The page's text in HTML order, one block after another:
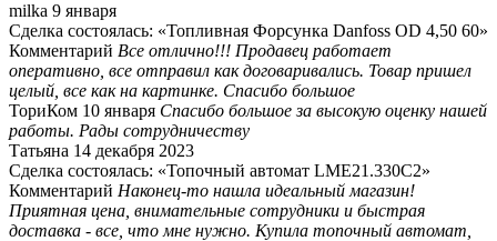
milka 9 января
Сделка состоялась: «Топливная Форсунка Danfoss OD 4,50 60»
Комментарий Все отлично!!! Продавец работает
оперативно, все отправил как договаривались. Товар пришел
целый, все как на картинке. Спасибо большое
ТориКом 10 января Спасибо большое за высокую оценку нашей
работы. Рады сотрудничеству
Татьяна 14 декабря 2023
Сделка состоялась: «Топочный автомат LME21.330C2»
Комментарий Наконец-то нашла идеальный магазин!
Приятная цена, внимательные сотрудники и быстрая
доставка - все, что мне нужно. Купила топочный автомат,